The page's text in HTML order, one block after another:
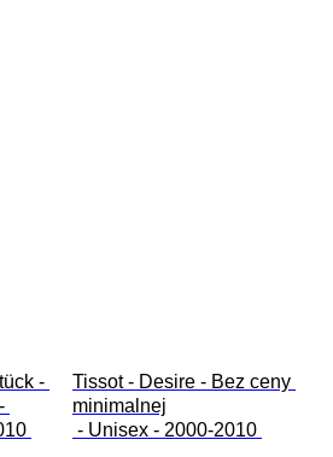
-
Tissot - Desire - Bez ceny
minimalnej
- Unisex - 2000-2010